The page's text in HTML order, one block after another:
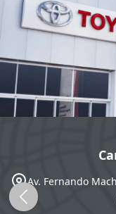
Av. Fernando